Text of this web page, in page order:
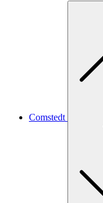
Comstedt